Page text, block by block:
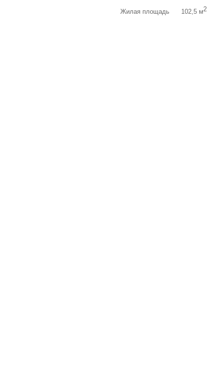
Жилая площадь 102,5 м2